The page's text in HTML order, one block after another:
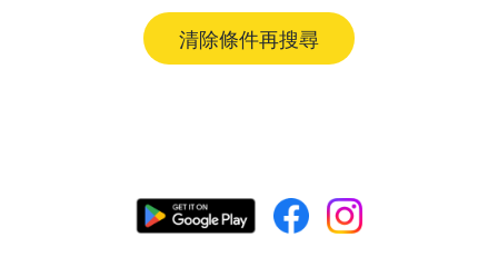
清除條件再搜尋